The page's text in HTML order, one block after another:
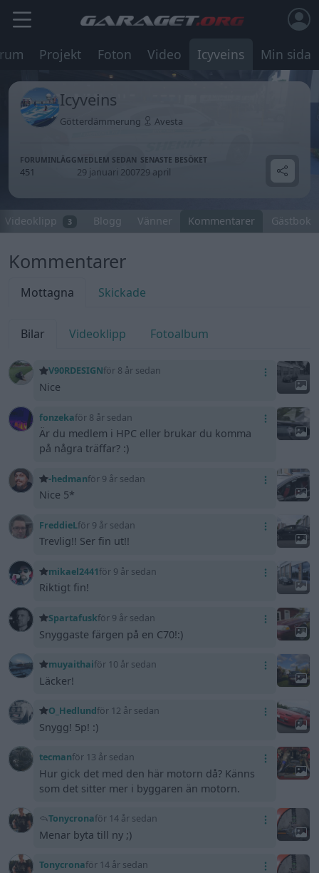
Projekt Foton Video Icyveins Min sida
Icyveins
Götterdämmerung Avesta
FORUMINLÄGG
451
MEDLEM SEDAN
29 januari 2007
SENASTE BESÖKET
29 april
Videoklipp 3 Blogg Vänner Kommentarer Gästbok
Kommentarer
Mottagna Skickade
Bilar Videoklipp Fotoalbum
V90RDESIGNför 8 år sedan
Nice
fonzekaför 8 år sedan
Är du medlem i HPC eller brukar du komma
på några träffar? :)
-hedmanför 9 år sedan
Nice 5*
FreddieLför 9 år sedan
Trevlig!! Ser fin ut!!
mikael2441för 9 år sedan
Riktigt fin!
Spartafuskför 9 år sedan
Snyggaste färgen på en C70!:)
muyaithaiför 10 år sedan
Läcker!
O_Hedlundför 12 år sedan
Snygg! 5p! :)
tecmanför 13 år sedan
Hur gick det med den här motorn då? Känns
som det sitter mer i byggaren än motorn.
Tonycronaför 14 år sedan
Menar byta till ny ;)
Tonycronaför 14 år sedan